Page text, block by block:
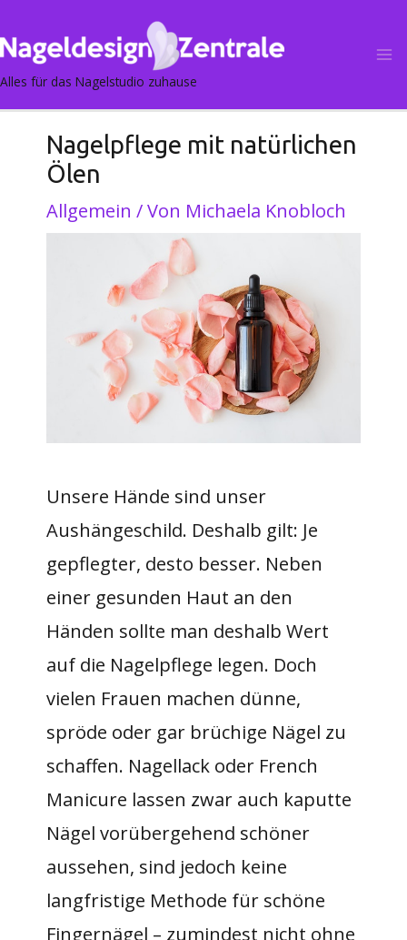
Alles für das Nagelstudio zuhause
Nagelpflege mit natürlichen
Ölen
Allgemein / Von Michaela Knobloch
Unsere Hände sind unser
Aushängeschild. Deshalb gilt: Je
gepflegter, desto besser. Neben
einer gesunden Haut an den
Händen sollte man deshalb Wert
auf die Nagelpflege legen. Doch
vielen Frauen machen dünne,
spröde oder gar brüchige Nägel zu
schaffen. Nagellack oder French
Manicure lassen zwar auch kaputte
Nägel vorübergehend schöner
aussehen, sind jedoch keine
langfristige Methode für schöne
Fingernägel – zumindest nicht ohne
navigation